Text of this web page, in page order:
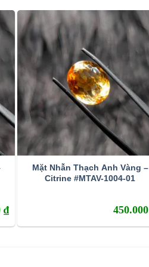
đá quý lợi
₫
Mặt Nhẫn Thạch Anh Vàng –
Citrine #MTAV-1004-01
450.000